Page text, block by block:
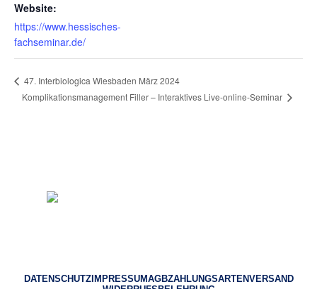
Website:
https://www.hessisches-
fachseminar.de/
47. Interbiologica Wiesbaden März 2024
Komplikationsmanagement Filler – Interaktives Live-online-Seminar
DATENSCHUTZIMPRESSUMAGBZAHLUNGSARTENVERSAND